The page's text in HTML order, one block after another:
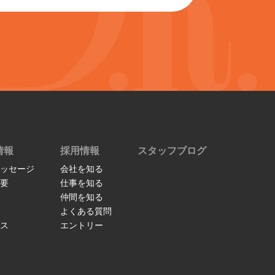
報
セージ
採用情報
会社を知る
仕事を知る
仲間を知る
よくある質問
エントリー
スタッフブログ